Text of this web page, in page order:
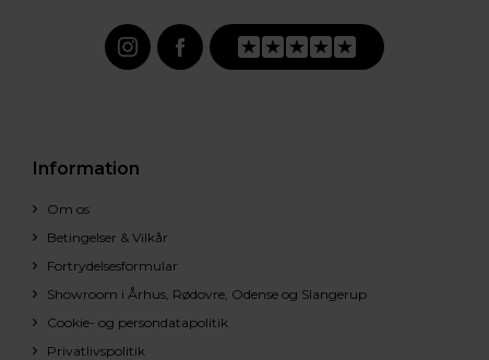
Information
Om os
Betingelser & Vilkår
Fortrydelsesformular
Showroom i Århus, Rødovre, Odense og Slangerup
Cookie- og persondatapolitik
Privatlivspolitik